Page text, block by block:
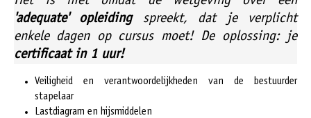
'adequate' opleidingspreekt, dat je verplicht
enkele dagen op cursus moet! De oplossing: je
certificaat in 1 uur!
Veiligheid en verantwoordelijkheden van de bestuurder
stapelaar
Lastdiagram en hijsmiddelen